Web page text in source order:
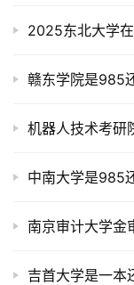
2025东北大学
赣东学院是985
机器人技术考研
中南大学是985
南京审计大学金
吉首大学是一本